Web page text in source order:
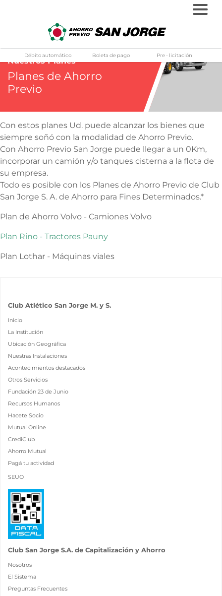
al
Previo San Jorge
Débito automático Boleta de pago Pre - licitación
Nuestros Planes
Planes de Ahorro
Previo
Con estos planes Ud. puede alcanzar los bienes que
siempre soñó con la modalidad de Ahorro Previo.
Con Ahorro Previo San Jorge puede llegar a un 0Km,
incorporar un camión y/o tanques cisterna a la flota de
su empresa.
Todo es posible con los Planes de Ahorro Previo de Club
San Jorge S. A. de Ahorro para Fines Determinados.*
Plan de Ahorro Volvo - Camiones Volvo
Plan Rino - Tractores Pauny
Plan Lothar - Máquinas viales
Club Atlético San Jorge M. y S.
Inicio
La Institución
Ubicación Geográfica
Nuestras Instalaciones
Acontecimientos destacados
Otros Servicios
Fundación 23 de Junio
Recursos Humanos
Hacete Socio
Mutual Online
CrediClub
Ahorro Mutual
Pagá tu actividad
SEUO
Club San Jorge S.A. de Capitalización y Ahorro
Nosotros
El Sistema
Preguntas Frecuentes